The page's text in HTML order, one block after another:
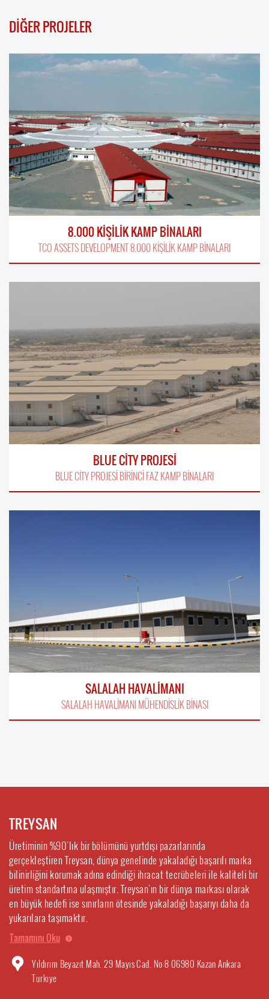
DİĞER PROJELER
8.000 KİŞİLİK KAMP BİNALARI
TCO ASSETS DEVELOPMENT 8.000 KİŞİLİK KAMP BİNALARI
BLUE CİTY PROJESİ
BLUE CİTY PROJESİ BİRİNCİ FAZ KAMP BİNALARI
SALALAH HAVALİMANI
SALALAH HAVALİMANI MÜHENDİSLİK BİNASI
TREYSAN
Üretiminin %90’lık bir bölümünü yurtdışı pazarlarında
gerçekleştiren Treysan, dünya genelinde yakaladığı başarılı marka
bilinirliğini korumak adına edindiği ihracat tecrübeleri ile kaliteli bir
üretim standartına ulaşmıştır. Treysan’ın bir dünya markası olarak
en büyük hedefi ise sınırların ötesinde yakaladığı başarıyı daha da
yukarılara taşımaktır.
Tamamını Oku
Yıldırım Beyazıt Mah. 29 Mayıs Cad. No:8 06980 Kazan Ankara
Turkıye